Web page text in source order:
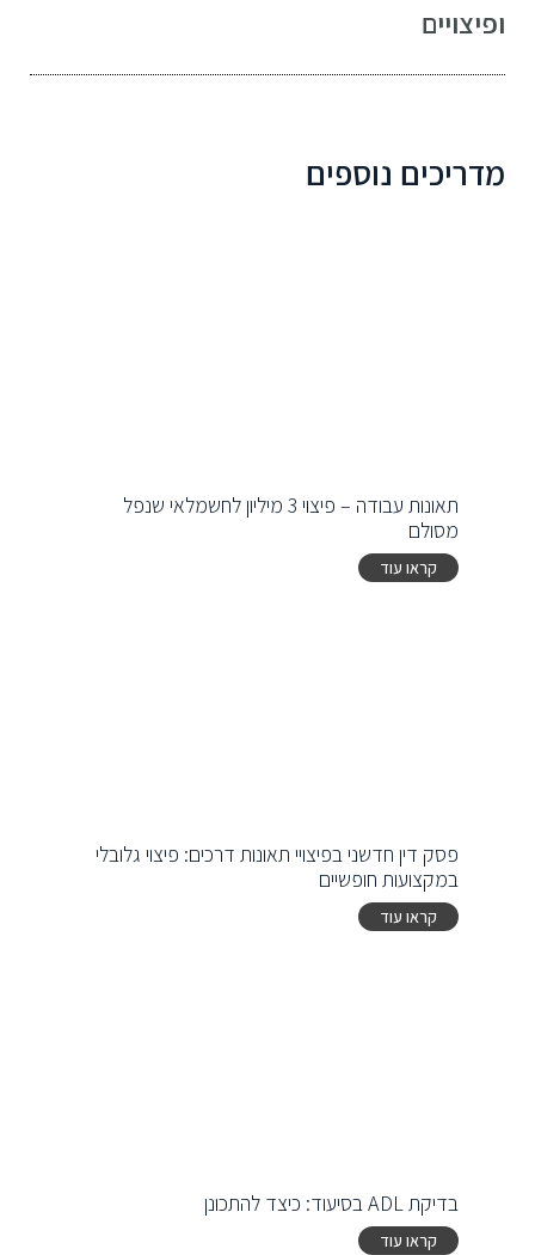
ופיצויים
מדריכים נוספים
תאונות עבודה – פיצוי 3 מיליון לחשמלאי שנפל
מסולם
קראו עוד
פסק דין חדשני בפיצויי תאונות דרכים: פיצוי גלובלי
במקצועות חופשיים
קראו עוד
בדיקת ADL בסיעוד: כיצד להתכונן
קראו עוד